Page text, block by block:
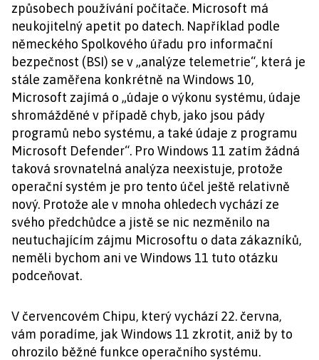
způsobech používání počítače. Microsoft má
neukojitelný apetit po datech. Například podle
německého Spolkového úřadu pro informační
bezpečnost (BSI) se v „analýze telemetrie“, která je
stále zaměřena konkrétně na Windows 10,
Microsoft zajímá o „údaje o výkonu systému, údaje
shromážděné v případě chyb, jako jsou pády
programů nebo systému, a také údaje z programu
Microsoft Defender“. Pro Windows 11 zatím žádná
taková srovnatelná analýza neexistuje, protože
operační systém je pro tento účel ještě relativně
nový. Protože ale v mnoha ohledech vychází ze
svého předchůdce a jistě se nic nezměnilo na
neutuchajícím zájmu Microsoftu o data zákazníků,
neměli bychom ani ve Windows 11 tuto otázku
podceňovat.
V červencovém Chipu, který vychází 22. června,
vám poradíme, jak Windows 11 zkrotit, aniž by to
ohrozilo běžné funkce operačního systému.